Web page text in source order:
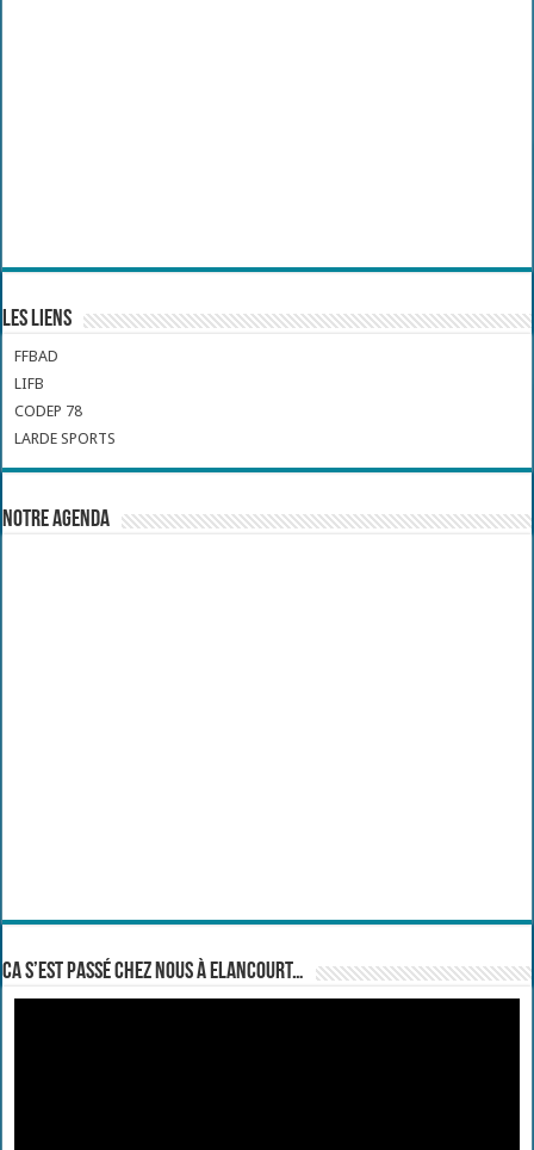
Les liens
FFBAD
LIFB
CODEP 78
LARDE SPORTS
Notre Agenda
Ca s’est passé chez nous à Elancourt…